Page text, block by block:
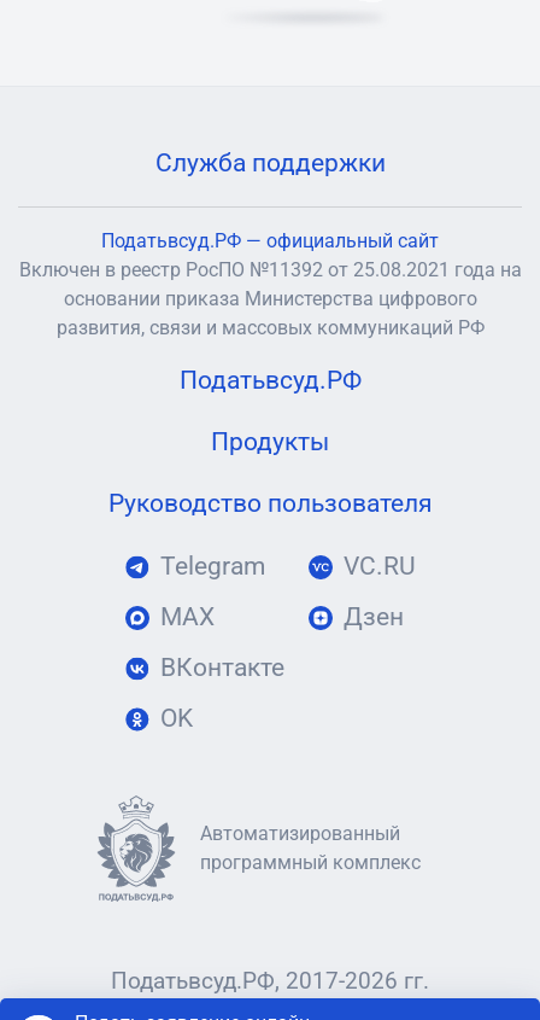
Служба поддержки
Податьвсуд.РФ — официальный сайт
Включен в реестр РосПО №11392 от 25.08.2021 года на
основании приказа Министерства цифрового
развития, связи и массовых коммуникаций РФ
Податьвсуд.РФ
Продукты
Руководство пользователя
Telegram
MAX
ВКонтакте
OK
VC.RU
Дзен
Автоматизированный
программный комплекс
Податьвсуд.РФ, 2017-2026 гг.